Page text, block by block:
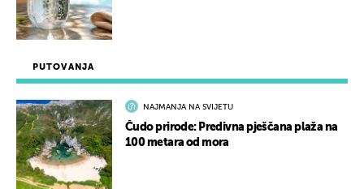
PUTOVANJA
NAJMANJA NA SVIJETU
Čudo prirode: Predivna pješčana plaža na
100 metara od mora